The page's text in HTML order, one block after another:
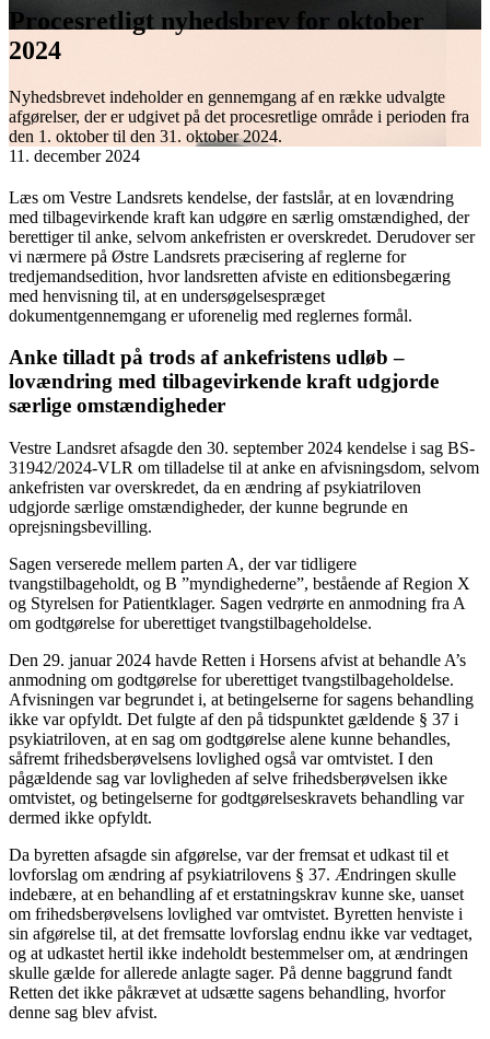
Procesretligt nyhedsbrev for oktober
2024
Nyhedsbrevet indeholder en gennemgang af en række udvalgte
afgørelser, der er udgivet på det procesretlige område i perioden fra
den 1. oktober til den 31. oktober 2024.
11. december 2024
Læs om Vestre Landsrets kendelse, der fastslår, at en lovændring
med tilbagevirkende kraft kan udgøre en særlig omstændighed, der
berettiger til anke, selvom ankefristen er overskredet. Derudover ser
vi nærmere på Østre Landsrets præcisering af reglerne for
tredjemandsedition, hvor landsretten afviste en editionsbegæring
med henvisning til, at en undersøgelsespræget
dokumentgennemgang er uforenelig med reglernes formål.
Anke tilladt på trods af ankefristens udløb –
lovændring med tilbagevirkende kraft udgjorde
særlige omstændigheder
Vestre Landsret afsagde den 30. september 2024 kendelse i sag BS-
31942/2024-VLR om tilladelse til at anke en afvisningsdom, selvom
ankefristen var overskredet, da en ændring af psykiatriloven
udgjorde særlige omstændigheder, der kunne begrunde en
oprejsningsbevilling.
Sagen verserede mellem parten A, der var tidligere
tvangstilbageholdt, og B ”myndighederne”, bestående af Region X
og Styrelsen for Patientklager. Sagen vedrørte en anmodning fra A
om godtgørelse for uberettiget tvangstilbageholdelse.
Den 29. januar 2024 havde Retten i Horsens afvist at behandle A’s
anmodning om godtgørelse for uberettiget tvangstilbageholdelse.
Afvisningen var begrundet i, at betingelserne for sagens behandling
ikke var opfyldt. Det fulgte af den på tidspunktet gældende § 37 i
psykiatriloven, at en sag om godtgørelse alene kunne behandles,
såfremt frihedsberøvelsens lovlighed også var omtvistet. I den
pågældende sag var lovligheden af selve frihedsberøvelsen ikke
omtvistet, og betingelserne for godtgørelseskravets behandling var
dermed ikke opfyldt.
Da byretten afsagde sin afgørelse, var der fremsat et udkast til et
lovforslag om ændring af psykiatrilovens § 37. Ændringen skulle
indebære, at en behandling af et erstatningskrav kunne ske, uanset
om frihedsberøvelsens lovlighed var omtvistet. Byretten henviste i
sin afgørelse til, at det fremsatte lovforslag endnu ikke var vedtaget,
og at udkastet hertil ikke indeholdt bestemmelser om, at ændringen
skulle gælde for allerede anlagte sager. På denne baggrund fandt
Retten det ikke påkrævet at udsætte sagens behandling, hvorfor
denne sag blev afvist.